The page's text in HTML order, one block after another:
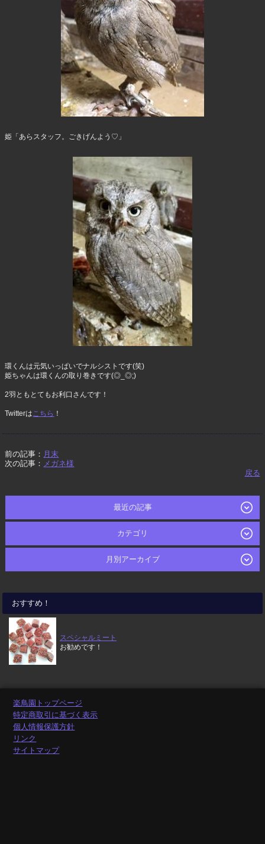
姫「あらスタッフ。ごきげんよう♡」
環くんは元気いっぱいでナルシストです(笑)
姫ちゃんは環くんの取り巻きです(◎_◎;)
2羽ともとてもお利口さんです！
Twitterはこちら ！
前の記事： 月末
次の記事： メガネ様
戻る
最近の記事
カテゴリ
月別アーカイブ
おすすめ！
スペシャルミート
お勧めです！
楽鳥園トップページ
特定商取引に基づく表示
個人情報保護方針
リンク
サイトマップ